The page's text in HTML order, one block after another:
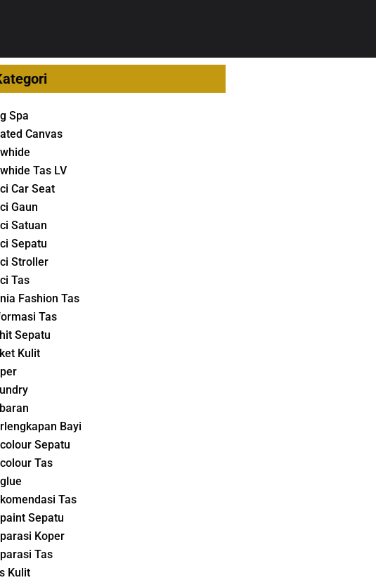
Spa
Canvas
Tas LV
Car Seat
Gaun
Satuan
Sepatu
Stroller
Tas
Fashion Tas
Tas
Sepatu
Kulit
Bayi
Sepatu
Tas
Tas
Sepatu
Koper
Tas
Kulit